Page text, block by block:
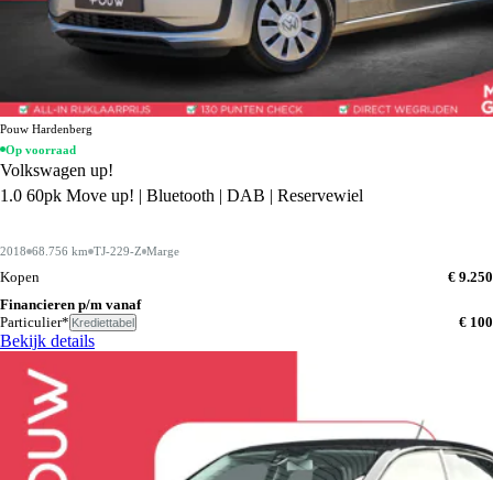
Pouw Hardenberg
Op voorraad
Volkswagen up!
1.0 60pk Move up! | Bluetooth | DAB | Reservewiel
2018 68.756 km TJ-229-Z Marge
Kopen
€ 9.250
Financieren p/m vanaf
Particulier* Krediettabel € 100
Bekijk details